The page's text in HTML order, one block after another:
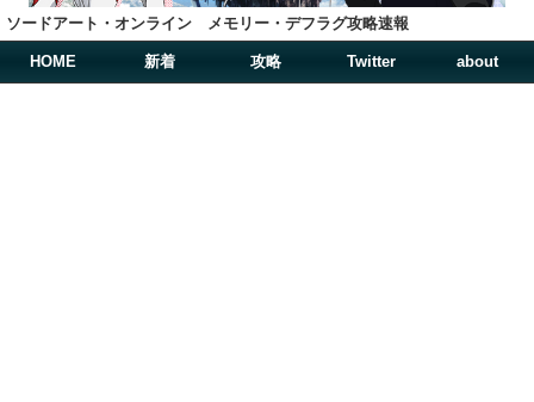
ソードアート・オンライン メモリー・デフラグ攻略速報
HOME 新着 攻略 Twitter about